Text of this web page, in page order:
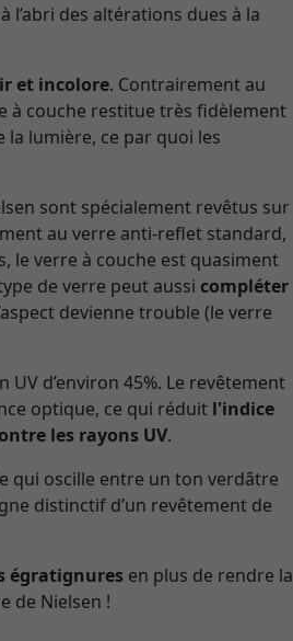
des altérations dues à la
et incolore. Contrairement au
à couche restitue très fidèlement
la lumière, ce par quoi les
sont spécialement revêtus sur
au verre anti-reflet standard,
le verre à couche est quasiment
de verre peut aussi compléter
devienne trouble (le verre
d’environ 45%. Le revêtement
optique, ce qui réduit l'indice
les rayons UV.
qui oscille entre un ton verdâtre
distinctif d’un revêtement de
égratignures en plus de rendre la
de Nielsen !